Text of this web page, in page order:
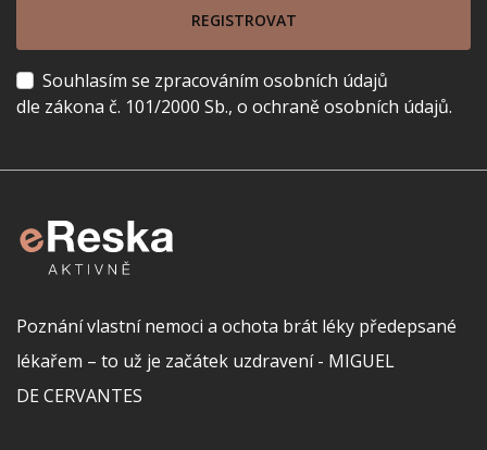
REGISTROVAT
Souhlasím se zpracováním osobních údajů
dle zákona č. 101/2000 Sb., o ochraně osobních údajů.
Poznání vlastní nemoci a ochota brát léky předepsané
lékařem – to už je začátek uzdravení - MIGUEL
DE CERVANTES